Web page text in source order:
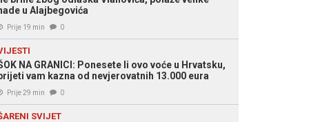
u Alajbegovića
Prije 19 min 0
NA GRANICI: Ponesete li ovo voće u Hrvatsku,
vam kazna od nevjerovatnih 13.000 eura
Prije 29 min 0
SVIJET